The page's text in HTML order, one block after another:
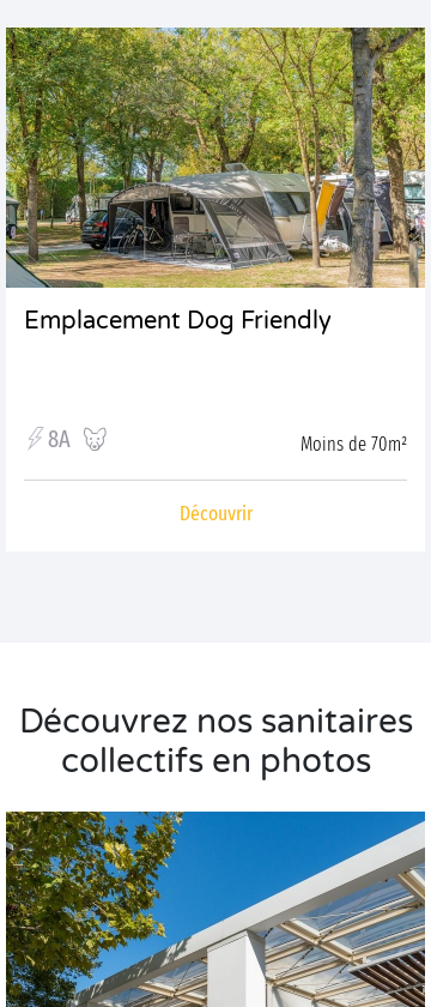
Emplacement Dog Friendly
8A Moins de 70m²
Découvrir
Découvrez nos sanitaires
collectifs en photos